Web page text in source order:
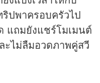
ปพาครอบครัวไป
แถมยังแชร์โมเมนต์
ไม่ลืมอวดภาพคู่สวี